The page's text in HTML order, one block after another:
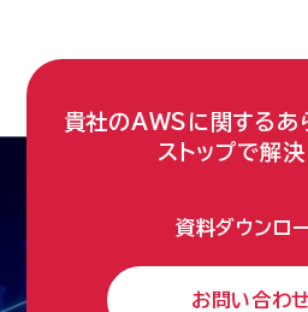
貴社のAWSに関するあ
ストップで解決
資料ダウンロ
お問い合わせ